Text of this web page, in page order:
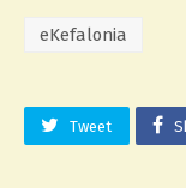
eKefalonia
Tweet